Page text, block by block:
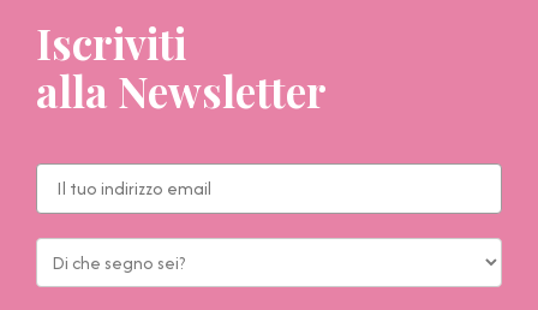
Iscriviti
alla Newsletter